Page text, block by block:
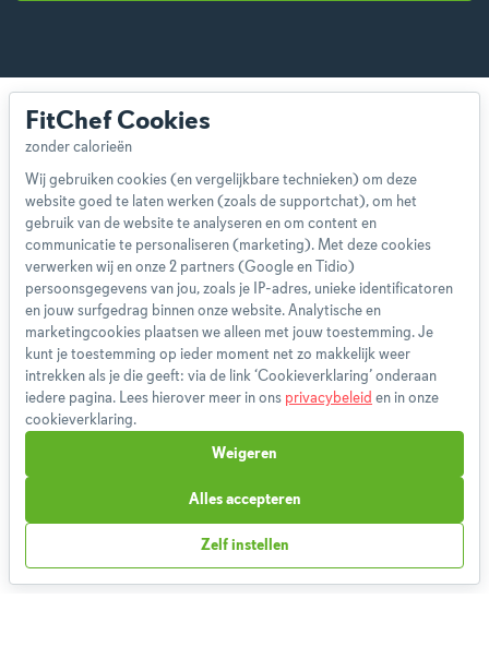
Over ons
Team
App
Blog
Disclaimer
Gebruikersvoorwaarden
Methodologie
Privacybeleid
Cookieverklaring
Betaalmethoden
Klachtenprocedure
Partnerprogramma
FitChef Cookies
Wij gebruiken cookies (en vergelijkbare technieken) om deze
website goed te laten werken (zoals de supportchat), om het
gebruik van de website te analyseren en om content en
communicatie te personaliseren (marketing). Met deze cookies
verwerken wij en onze 2 partners (Google en Tidio)
persoonsgegevens van jou, zoals je IP-adres, unieke identificatoren
en jouw surfgedrag binnen onze website. Analytische en
marketingcookies plaatsen we alleen met jouw toestemming. Je
kunt je toestemming op ieder moment net zo makkelijk weer
intrekken als je die geeft: via de link ‘Cookieverklaring’ onderaan
iedere pagina. Lees hierover meer in ons privacybeleid en in onze
cookieverklaring.
Zelf instellen
Weigeren
Alles accepteren